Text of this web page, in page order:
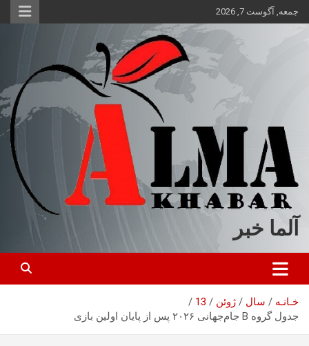
محتوا
جمعه, آگوست 7, 2026
آلما خبر
خـانـه سال ژوئن
13
جدول گروه B جام‌جهانی ۲۰۲۶ پس از پایان اولین بازی